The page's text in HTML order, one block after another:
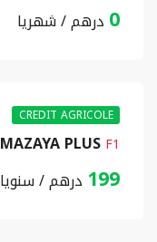
0 درهم / شهريا
CREDIT AGRICOLE
MAZAYA PLUS F1
199 درهم / سنويا